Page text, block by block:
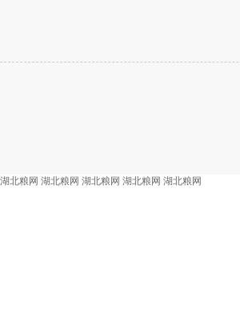
湖北粮网 湖北粮网 湖北粮网 湖北粮网 湖北粮网